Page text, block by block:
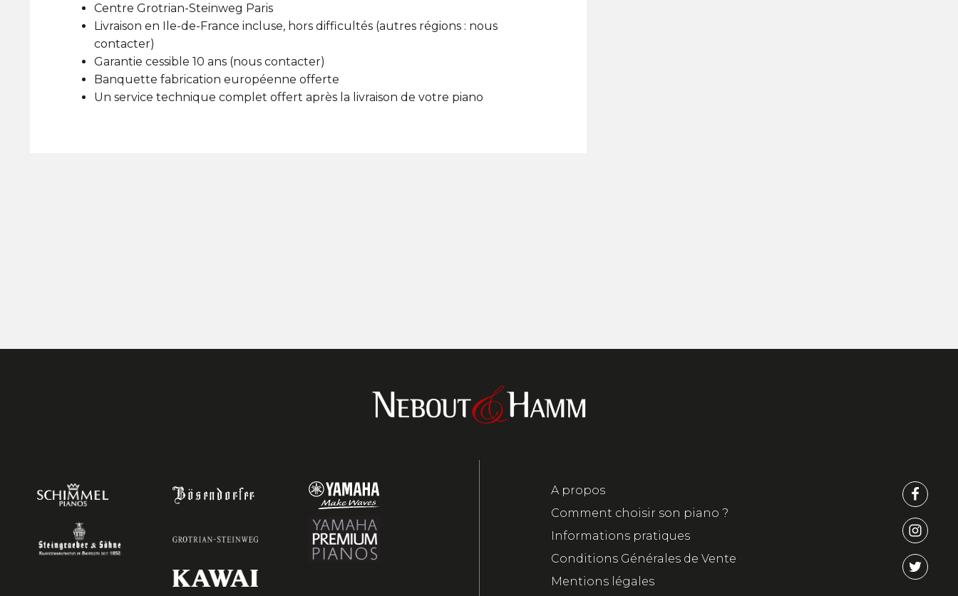
Centre Grotrian-Steinweg Paris
Livraison en Ile-de-France incluse, hors difficultés (autres régions : nous
contacter)
Garantie cessible 10 ans (nous contacter)
Banquette fabrication européenne offerte
Un service technique complet offert après la livraison de votre piano
A propos
Comment choisir son piano ?
Informations pratiques
Conditions Générales de Vente
Mentions légales